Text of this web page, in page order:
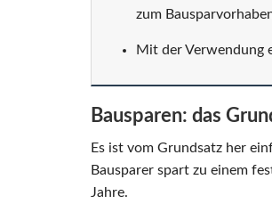
zum
Mit der Verwendung
Bausparen: das
Es ist vom Grundsatz her
Bausparer spart zu einem
Jahre.